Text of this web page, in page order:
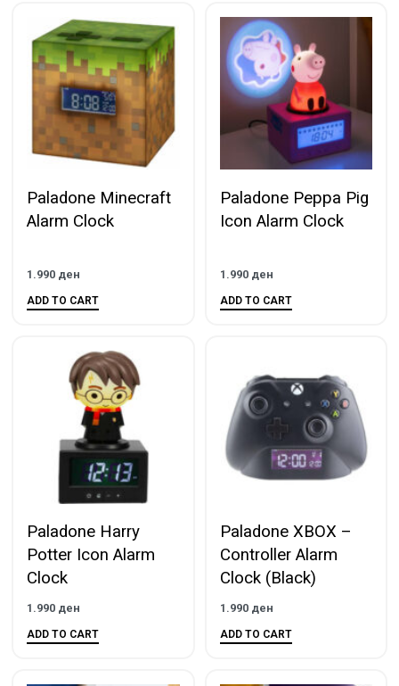
Paladone Minecraft
Alarm Clock
1.990 ден
ADD TO CART
Paladone Peppa Pig
Icon Alarm Clock
1.990 ден
ADD TO CART
Paladone Harry
Potter Icon Alarm
Clock
1.990 ден
ADD TO CART
Paladone XBOX –
Controller Alarm
Clock (Black)
1.990 ден
ADD TO CART